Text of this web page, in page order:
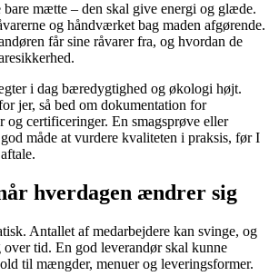
mætte – den skal give energi og glæde.
og håndværket bag maden afgørende.
får sine råvarer fra, og hvordan de
i dag bæredygtighed og økologi højt.
jer, så bed om dokumentation for
og certificeringer. En smagsprøve eller
måde at vurdere kvaliteten i praksis, før I
hverdagen ændrer sig
Antallet af medarbejdere kan svinge, og
tid. En god leverandør skal kunne
til mængder, menuer og leveringsformer.